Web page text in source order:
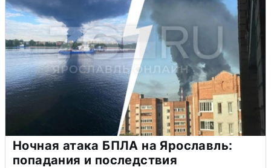
Ночная атака БПЛА на Ярославль:
попадания и последствия